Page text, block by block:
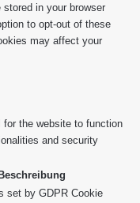
in your browser
to opt-out of these
may affect your
the website to function
and security
Beschreibung
set by GDPR Cookie